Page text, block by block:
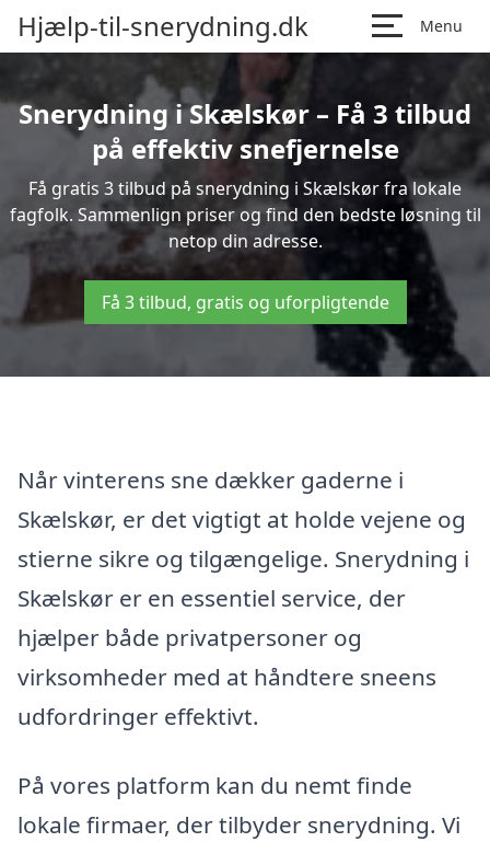
Hjælp-til-snerydning.dk Menu
Snerydning i Skælskør – Få 3 tilbud
på effektiv snefjernelse
Få gratis 3 tilbud på snerydning i Skælskør fra lokale
fagfolk. Sammenlign priser og find den bedste løsning til
netop din adresse.
Få 3 tilbud, gratis og uforpligtende
Når vinterens sne dækker gaderne i
Skælskør, er det vigtigt at holde vejene og
stierne sikre og tilgængelige. Snerydning i
Skælskør er en essentiel service, der
hjælper både privatpersoner og
virksomheder med at håndtere sneens
udfordringer effektivt.
På vores platform kan du nemt finde
lokale firmaer, der tilbyder snerydning. Vi